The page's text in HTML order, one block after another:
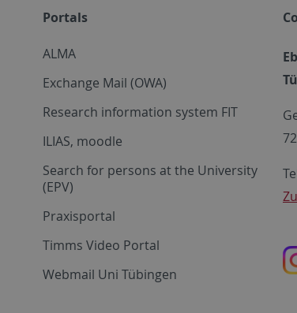
Portals
ALMA
Exchange Mail (OWA)
Research information system FIT
ILIAS, moodle
Search for persons at the University
(EPV)
Praxisportal
Timms Video Portal
Webmail Uni Tübingen